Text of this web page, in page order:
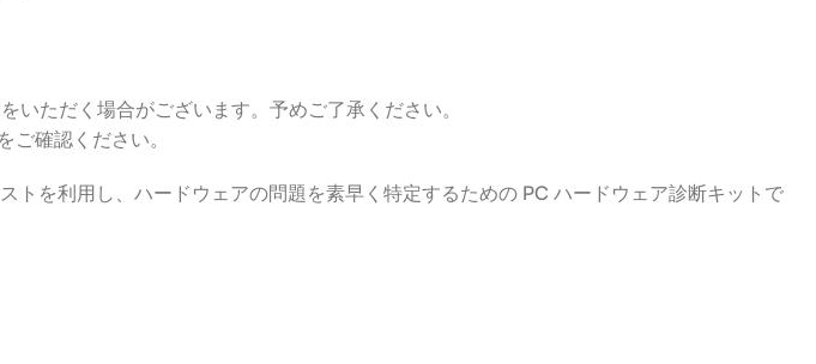
ただく場合がございます。予めご了承ください。
ご確認ください。
トを利用し、ハードウェアの問題を素早く特定するための PC ハードウェア診断キットで